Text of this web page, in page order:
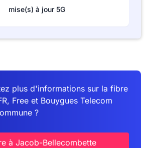
mise(s) à jour 5G
plus d'informations sur la fibre
Free et Bouygues Telecom
?
à Jacob-Bellecombette